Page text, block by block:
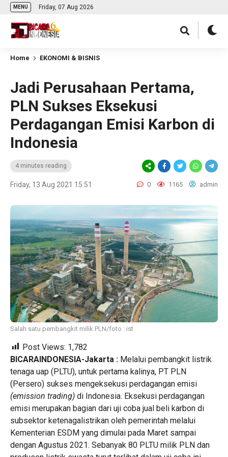
MENU Friday, 07 Aug 2026
Home EKONOMI & BISNIS
Jadi Perusahaan Pertama,
PLN Sukses Eksekusi
Perdagangan Emisi Karbon di
Indonesia
4 minutes reading
Friday, 13 Aug 2021 15:51 0 1165 admin
Salah satu pembangkit milik PLN/foto : ist
Post Views: 1,782
BICARAINDONESIA-Jakarta : Melalui pembangkit listrik
tenaga uap (PLTU), untuk pertama kalinya, PT PLN
(Persero) sukses mengeksekusi perdagangan emisi
(emission trading) di Indonesia. Eksekusi perdagangan
emisi merupakan bagian dari uji coba jual beli karbon di
subsektor ketenagalistrikan oleh pemerintah melalui
Kementerian ESDM yang dimulai pada Maret sampai
dengan Agustus 2021. Sebanyak 80 PLTU milik PLN dan